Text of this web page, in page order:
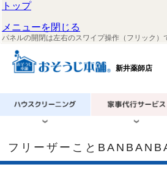
トップ
メニューを閉じる
パネルの開閉は左右のスワイプ操作（フリック）
新井薬師店
フリーザーこと